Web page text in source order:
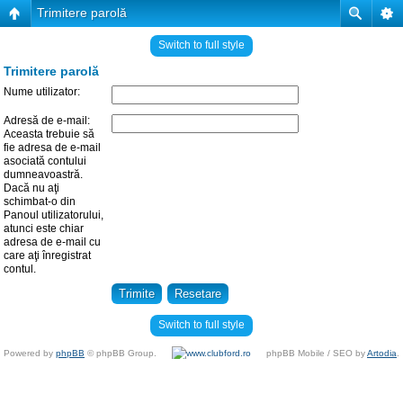
Trimitere parolă
Switch to full style
Trimitere parolă
Nume utilizator:
Adresă de e-mail:
Aceasta trebuie să
fie adresa de e-mail
asociată contului
dumneavoastră.
Dacă nu aţi
schimbat-o din
Panoul utilizatorului,
atunci este chiar
adresa de e-mail cu
care aţi înregistrat
contul.
Switch to full style
Powered by phpBB © phpBB Group. phpBB Mobile / SEO byArtodia